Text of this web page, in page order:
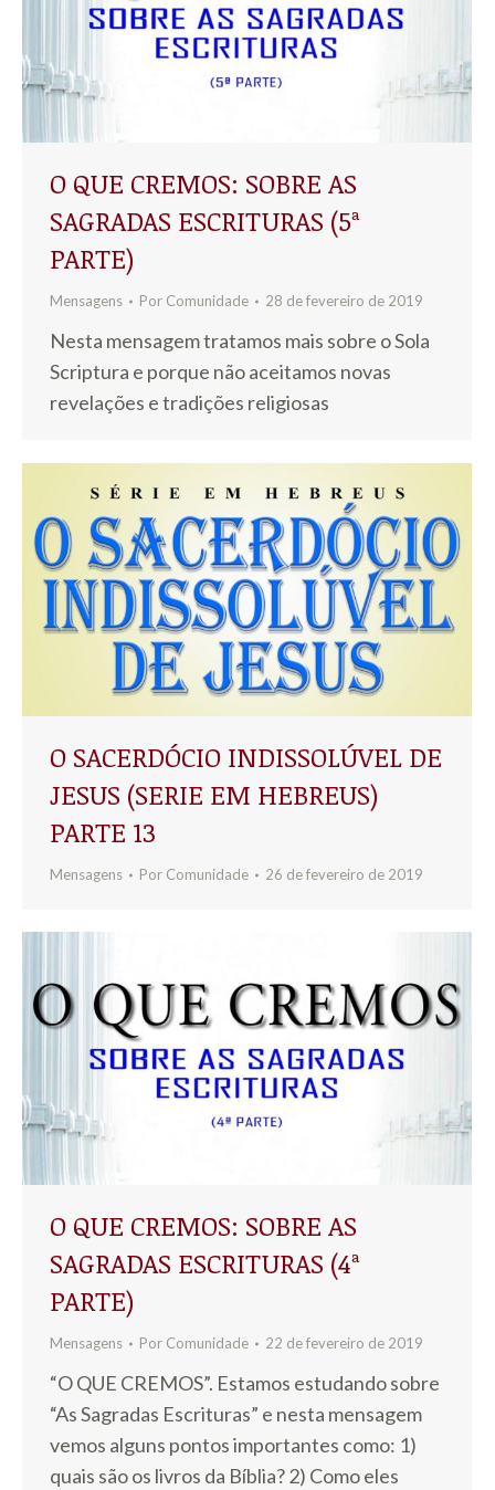
O QUE CREMOS: SOBRE AS
SAGRADAS ESCRITURAS (5ª
PARTE)
Mensagens Por Comunidade 28 de fevereiro de 2019
Nesta mensagem tratamos mais sobre o Sola
Scriptura e porque não aceitamos novas
revelações e tradições religiosas
O SACERDÓCIO INDISSOLÚVEL DE
JESUS (SERIE EM HEBREUS)
PARTE 13
Mensagens Por Comunidade 26 de fevereiro de 2019
O QUE CREMOS: SOBRE AS
SAGRADAS ESCRITURAS (4ª
PARTE)
Mensagens Por Comunidade 22 de fevereiro de 2019
“O QUE CREMOS”. Estamos estudando sobre
“As Sagradas Escrituras” e nesta mensagem
vemos alguns pontos importantes como: 1)
quais são os livros da Bíblia? 2) Como eles